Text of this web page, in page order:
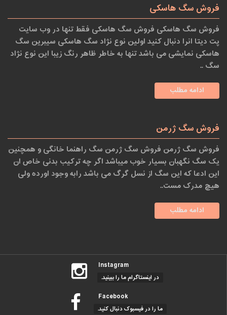
فروش سگ هاسکی
فروش سگ هاسکی فروش سگ هاسکی فقط تنها در وب سایت
پت دیتا انرا دنبال کنید اولین نوع نژاد سگ هاسکی سیبرین سگ
هاسکی نمایشی می باشد تنها به خاطر ظاهر رنگ زیبا این نوع نژاد
سگ ..
ادامه مطلب
فروش سگ ژرمن
فروش سگ ژرمن فروش سگ ژرمن سگ راهنما خانگی و همچنین
یک سگ نگهبان بسیار خوب میباشد اگر چه ترکیب بدنی خاص ان
این ادعا که این سگ از نسل گرگ می باشد رابه وجود اورده ولی
هیچ مدرک مست..
ادامه مطلب
Instagram
در اینستاگرام ما را ببینید.
Facebook
ما را در فیسبوک دنبال کنید.